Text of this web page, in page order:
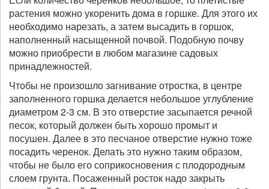
растения можно укоренить дома в горшке. Для этого их
необходимо нарезать, а затем высадить в горшок,
наполненный насыщенной почвой. Подобную почву
можно приобрести в любом магазине садовых
принадлежностей.
Чтобы не произошло загнивание отростка, в центре
заполненного горшка делается небольшое углубление
диаметром 2-3 см. В это отверстие засыпается речной
песок, который должен быть хорошо промыт и
посушен. Далее в это песчаное отверстие нужно тоже
посадить черенок. Делать это нужно таким образом,
чтобы не было его соприкосновения с плодородным
слоем грунта. Посаженный росток надо закрыть